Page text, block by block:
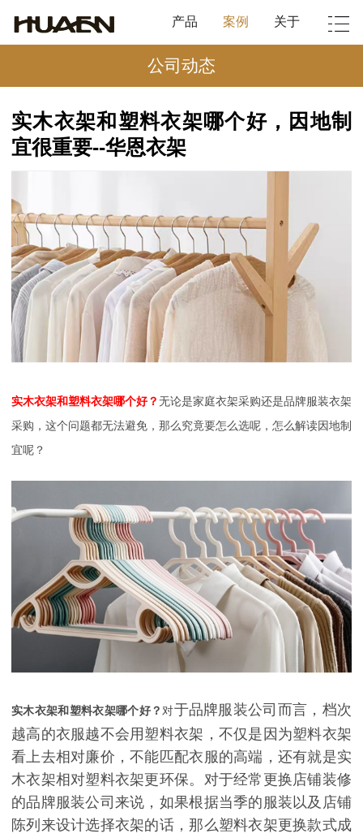
产品 案例 关于
公司动态
实木衣架和塑料衣架哪个好，因地制
宜很重要--华恩衣架
实木衣架和塑料衣架哪个好？ 无论是家庭衣架采购还是品牌服装衣架
采购，这个问题都无法避免，那么究竟要怎么选呢，怎么解读因地制
宜呢？
实木衣架和塑料衣架哪个好？ 对于品牌服装公司而言，档次
越高的衣服越不会用塑料衣架，不仅是因为塑料衣架
看上去相对廉价，不能匹配衣服的高端，还有就是实
木衣架相对塑料衣架更环保。对于经常更换店铺装修
的品牌服装公司来说，如果根据当季的服装以及店铺
陈列来设计选择衣架的话，那么塑料衣架更换款式成